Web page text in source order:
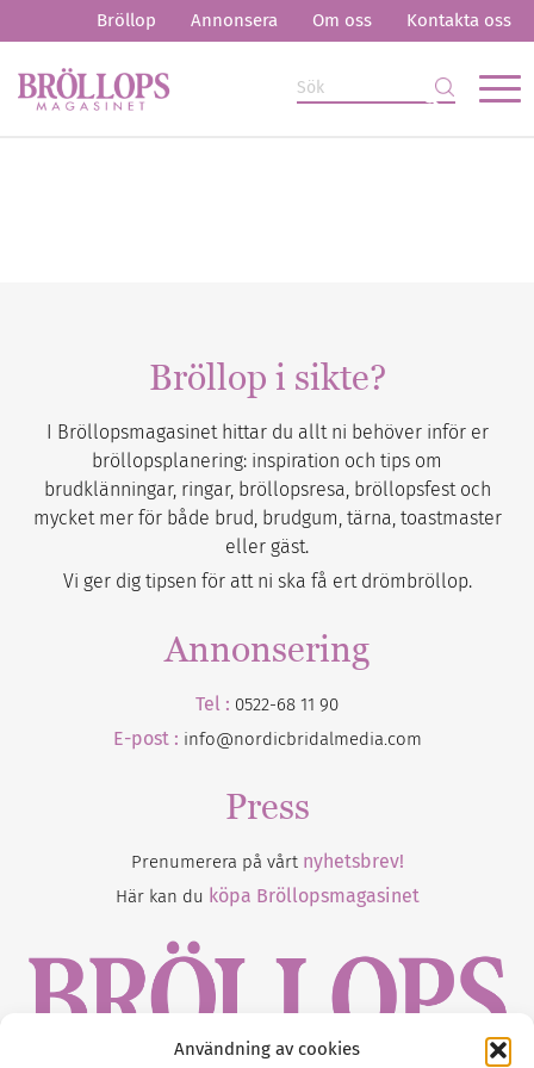
Användning av cookies
Bröllop Annonsera Om oss Kontakta oss
Bröllop i sikte?
I Bröllopsmagasinet hittar du allt ni behöver inför er
bröllopsplanering: inspiration och tips om
brudklänningar, ringar, bröllopsresa, bröllopsfest och
mycket mer för både brud, brudgum, tärna, toastmaster
eller gäst.
Vi ger dig tipsen för att ni ska få ert drömbröllop.
Annonsering
Tel : 0522-68 11 90
E-post : info@nordicbridalmedia.com
Press
Prenumerera på vårt nyhetsbrev!
Här kan du köpa Bröllopsmagasinet